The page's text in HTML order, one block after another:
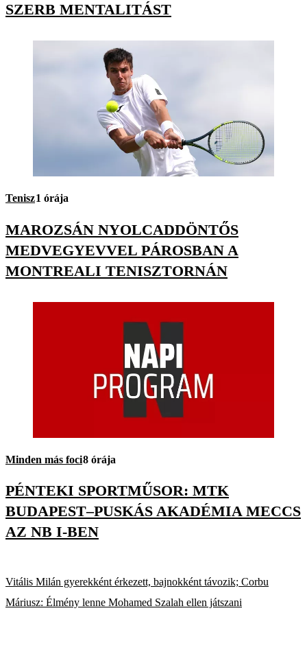
SZERB MENTALITÁST
Tenisz1 órája
MAROZSÁN NYOLCADDÖNTŐS
MEDVEGYEVVEL PÁROSBAN A
MONTREALI TENISZTORNÁN
Minden más foci8 órája
PÉNTEKI SPORTMŰSOR: MTK
BUDAPEST–PUSKÁS AKADÉMIA MECCS
AZ NB I-BEN
Vitális Milán gyerekként érkezett, bajnokként távozik; Corbu
Máriusz: Élmény lenne Mohamed Szalah ellen játszani